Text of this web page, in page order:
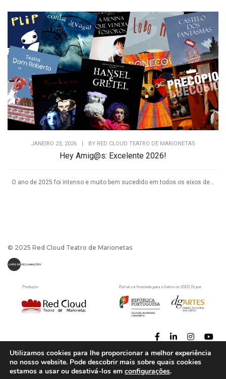
JANEIRO 23, 2026 BY RED CLOUD TEATRO DE MARIONETAS
Hey Amig@s: Excelente 2026!
O ano de 2025 foi intenso e muito bem sucedido em todos os eixos de...
© 2025 Red Cloud Teatro de Marionetas
Termos e Condições
Utilizamos cookies para lhe proporcionar a melhor experiência
no nosso website. Pode descobrir mais sobre quais cookies
estamos a usar ou desativá-los em configurações.